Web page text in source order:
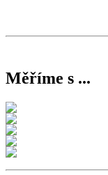
Měříme s ...